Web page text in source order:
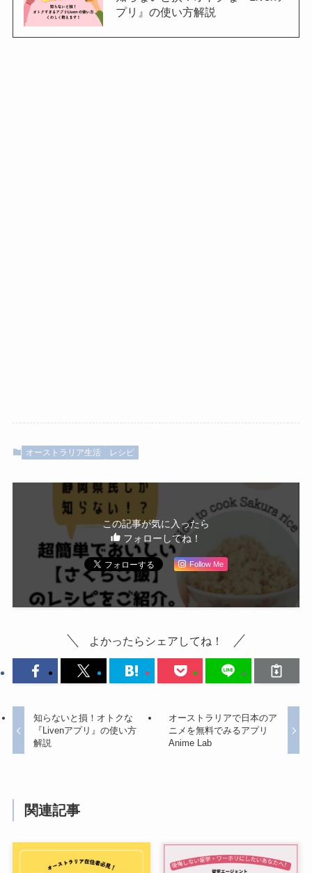
プリ』の使い方解説
オーストラリア生活 レシピ
この記事が気に入ったら
フォローしてね！
Follow Me
よかったらシェアしてね！
知らないと損！オトクな
『Livenアプリ』の使い方
解説
オーストラリアで日本のア
ニメを無料でみるアプリ
Anime Lab
関連記事